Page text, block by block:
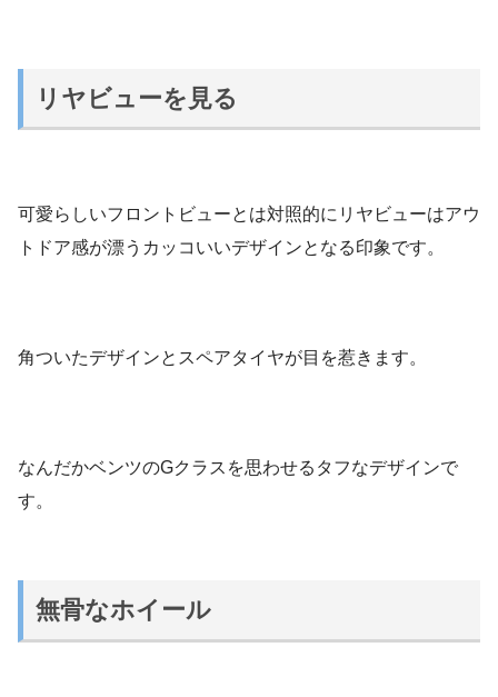
リヤビューを見る
可愛らしいフロントビューとは対照的にリヤビューはアウ
トドア感が漂うカッコいいデザインとなる印象です。
角ついたデザインとスペアタイヤが目を惹きます。
なんだかベンツのGクラスを思わせるタフなデザインで
す。
無骨なホイール